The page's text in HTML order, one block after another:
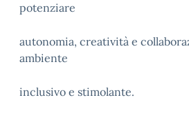
potenziare
autonomia, creatività e
ambiente
inclusivo e stimolante.